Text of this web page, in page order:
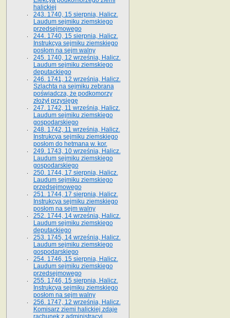
halickiej
243. 1740, 15 sierpnia, Halicz.
Laudum sejmiku ziemskiego
przedsejmowego
244. 1740, 15 sierpnia, Halicz.
Instrukcya sejmiku ziemskiego
posłom na sejm walny
245. 1740, 12 września, Halicz.
Laudum sejmiku ziemskiego
deputackiego
246. 1741, 12 września, Halicz.
Szlachta na sejmiku zebrana
poświadcza, że podkomorzy
złożył przysięgę
247. 1742, 11 września, Halicz.
Laudum sejmiku ziemskiego
gospodarskiego
248. 1742, 11 września, Halicz.
Instrukcya sejmiku ziemskiego
posłom do hetmana w. kor.
249. 1743, 10 września, Halicz.
Laudum sejmiku ziemskiego
gospodarskiego
250. 1744, 17 sierpnia, Halicz.
Laudum sejmiku ziemskiego
przedsejmowego
251. 1744, 17 sierpnia, Halicz.
Instrukcya sejmiku ziemskiego
posłom na sejm walny
252. 1744, 14 września, Halicz.
Laudum sejmiku ziemskiego
deputackiego
253. 1745, 14 września, Halicz.
Laudum sejmiku ziemskiego
gospodarskiego
254. 1746, 15 sierpnia, Halicz.
Laudum sejmiku ziemskiego
przedsejmowego
255. 1746, 15 sierpnia, Halicz.
Instrukcya sejmiku ziemskiego
posłom na sejm walny
256. 1747, 12 września, Halicz.
Komisarz ziemi halickiej zdaje
rachunek z administracyi